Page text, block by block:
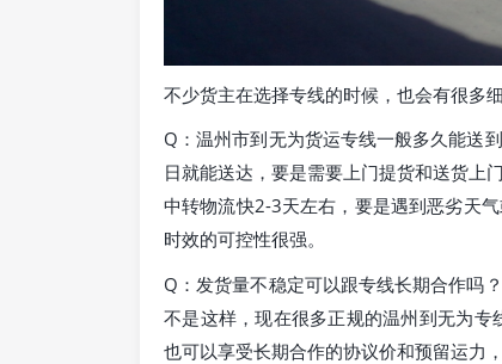
不少货主在选择专线的时候，也会有很多
Q：温州市到无为货运专线一般多久能送
日就能送达，要是需要上门提货和送货上
中转物流快2-3天左右，要是遇到恶劣天
时效的可控性很强。
Q：发货量不稳定可以跟专线长期合作吗
不是这样，现在很多正规的温州到无为专
也可以享受长期合作的协议价和预留运力